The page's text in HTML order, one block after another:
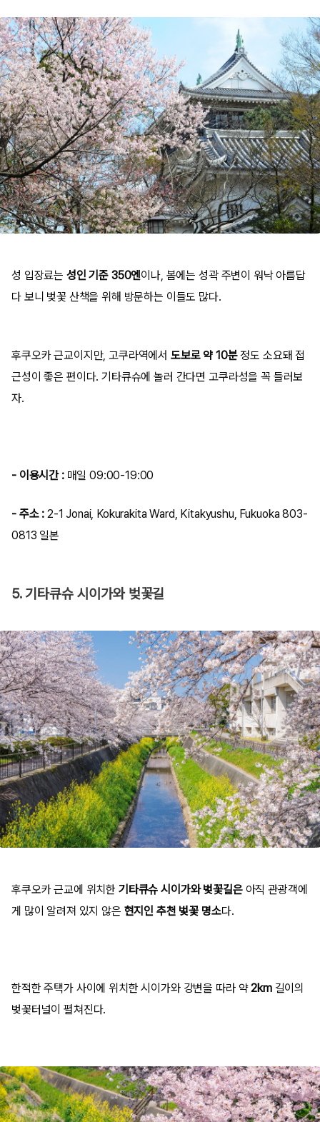
성 입장료는 성인 기준 350엔이나, 봄에는 성곽 주변이 워낙 아름답
다 보니 벚꽃 산책을 위해 방문하는 이들도 많다.
후쿠오카 근교이지만, 고쿠라역에서 도보로 약 10분정도 소요돼 접
근성이 좋은 편이다. 기타큐슈에 놀러 간다면 고쿠라성을 꼭 들러보
자.
- 이용시간 : 매일 09:00-19:00
- 주소 : 2-1 Jonai, Kokurakita Ward, Kitakyushu, Fukuoka 803-
0813 일본
5. 기타큐슈 시이가와 벚꽃길
후쿠오카 근교에 위치한 기타큐슈 시이가와 벚꽃길은아직 관광객에
게 많이 알려져 있지 않은 현지인 추천 벚꽃 명소다.
한적한 주택가 사이에 위치한 시이가와 강변을 따라 약2km길이의
벚꽃터널이 펼쳐진다.